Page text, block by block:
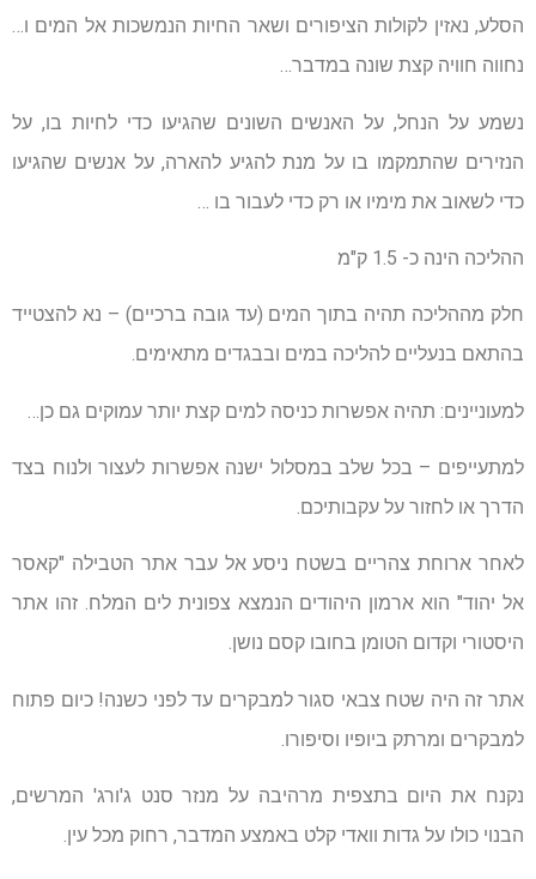
הסלע, נאזין לקולות הציפורים ושאר החיות הנמשכות אל המים ו…
נחווה חוויה קצת שונה במדבר…
נשמע על הנחל, על האנשים השונים שהגיעו כדי לחיות בו, על
הנזירים שהתמקמו בו על מנת להגיע להארה, על אנשים שהגיעו
כדי לשאוב את מימיו או רק כדי לעבור בו …
ההליכה הינה כ- 1.5 ק"מ
חלק מההליכה תהיה בתוך המים (עד גובה ברכיים) – נא להצטייד
בהתאם בנעליים להליכה במים ובבגדים מתאימים.
למעוניינים: תהיה אפשרות כניסה למים קצת יותר עמוקים גם כן…
למתעייפים – בכל שלב במסלול ישנה אפשרות לעצור ולנוח בצד
הדרך או לחזור על עקבותיכם.
לאחר ארוחת צהריים בשטח ניסע אל עבר אתר הטבילה "קאסר
אל יהוד" הוא ארמון היהודים הנמצא צפונית לים המלח. זהו אתר
היסטורי וקדום הטומן בחובו קסם נושן.
אתר זה היה שטח צבאי סגור למבקרים עד לפני כשנה! כיום פתוח
למבקרים ומרתק ביופיו וסיפורו.
נקנח את היום בתצפית מרהיבה על מנזר סנט ג'ורג' המרשים,
הבנוי כולו על גדות וואדי קלט באמצע המדבר, רחוק מכל עין.